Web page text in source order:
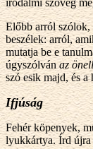
irodalmi szöveg
Előbb arról szólok,
beszélek: arról,
mutatja be e
úgyszólvánaz
szó esik majd, és a
Ifjúság
Fehér köpenyek,
lyukkártya. Írd